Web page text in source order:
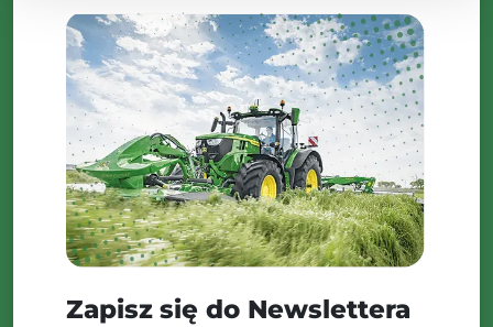
Zapisz się do Newslettera